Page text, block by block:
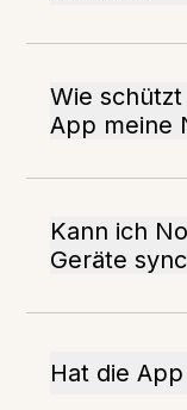
Wie
App meine
Kann ich
Geräte
Hat die